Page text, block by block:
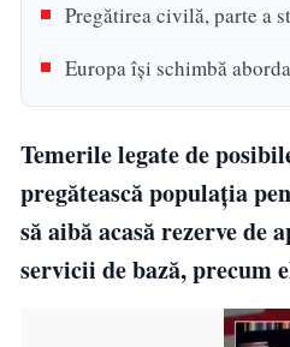
Pregătirea civilă, parte a
Europa își schimbă
Temerile legate de
pregătească populația
să aibă acasă rezerve
servicii de bază, precum